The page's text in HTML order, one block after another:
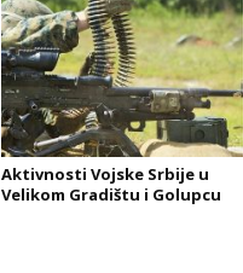
Aktivnosti Vojske Srbije u
Velikom Gradištu i Golupcu